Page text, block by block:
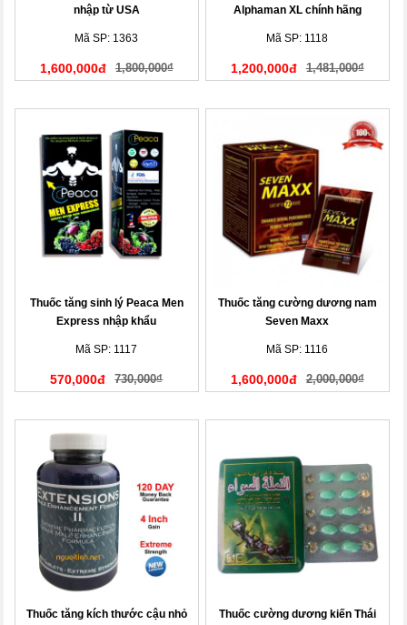
nhập từ USA
Mã SP: 1363
1,600,000đ 1,800,000₫
Alphaman XL chính hãng
Mã SP: 1118
1,200,000đ 1,481,000₫
Thuốc tăng sinh lý Peaca Men
Express nhập khẩu
Mã SP: 1117
570,000đ 730,000₫
Thuốc tăng cường dương nam
Seven Maxx
Mã SP: 1116
1,600,000đ 2,000,000₫
Thuốc tăng kích thước cậu nhỏ
Thuốc cường dương kiến Thái